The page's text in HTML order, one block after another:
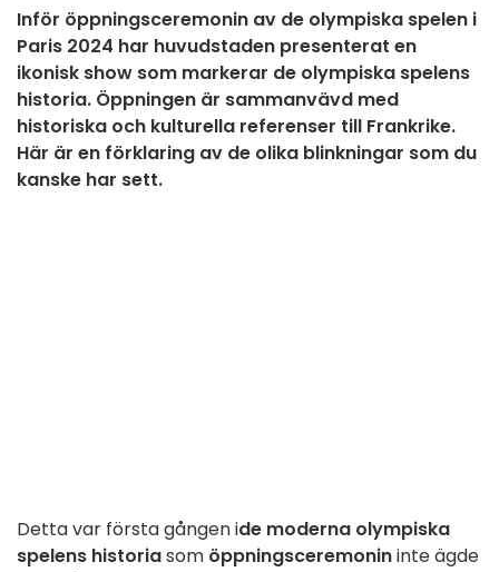
Inför öppningsceremonin av de olympiska spelen i
Paris 2024 har huvudstaden presenterat en
ikonisk show som markerar de olympiska spelens
historia. Öppningen är sammanvävd med
historiska och kulturella referenser till Frankrike.
Här är en förklaring av de olika blinkningar som du
kanske har sett.
Detta var första gången ide moderna olympiska
spelens historiasom öppningsceremonininte ägde